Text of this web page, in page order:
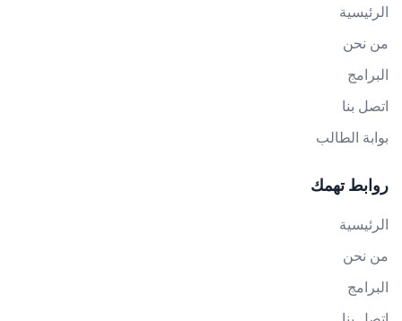
الرئيسية
من نحن
البرامج
اتصل بنا
بوابة الطالب
روابط تهمك
الرئيسية
من نحن
البرامج